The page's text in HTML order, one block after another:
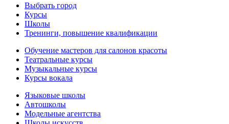
Выбрать город
Курсы
Школы
Тренинги, повышение квалификации
Обучение мастеров для салонов красоты
Театральные курсы
Музыкальные курсы
Курсы вокала
Языковые школы
Автошколы
Модельные агентства